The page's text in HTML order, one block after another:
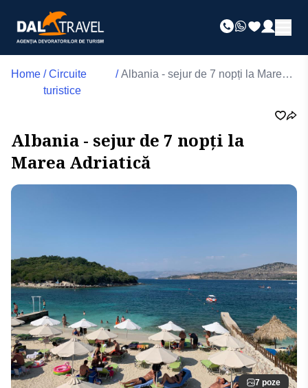
Home / Circuite
turistice
/ Albania - sejur de 7 nopți la Marea
Albania - sejur de 7 nopți la
Marea Adriatică
7 poze